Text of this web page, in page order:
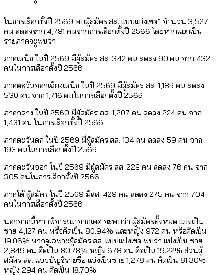
ปีนกำแพงส่องซีรีส์จีน: จีนส่งออกภาพ
ลักษณ์แบบไหนสู่สายตาโลก
สำรวจรายได้จากการจัดเก็บภาษีใน
กรุงเทพฯ ผ่าน Bangkok Index 2025
Bangkok Index 2025 : อันดับความน่าอยู่
ของ 50 เขตในกรุงเทพฯ
กรุงเทพฯ เมืองสังคมผู้สูงอายุ [ข้อมูลดิบ]
สวนสาธารณะและพื้นที่สีเขียวใน กทม.
[ข้อมูลดิบ]
ในการเลือกตั้งปี 2569 พบผู้สมัคร สส. แบบแบ่งเขต* จำนวน 3,527
คน ลดลงจาก 4,781 คนจากการเลือกตั้งปี 2566 โดยหากแยกเป็น
รายภาคจะพบว่า
ภาคเหนือ ในปี 2569 มีผู้สมัคร สส. 342 คน ลดลง 90 คน จาก 432
คนในการเลือกตั้งปี 2566
ภาคตะวันออกเฉียงเหนือ ในปี 2569 มีผู้สมัคร สส. 1,186 คน ลดลง
530 คน จาก 1,716 คนในการเลือกตั้งปี 2566
ภาคกลาง ในปี 2569 มีผู้สมัคร สส. 1,207 คน ลดลง 224 คน จาก
1,431 คน ในการเลือกตั้งปี 2566
ภาคตะวันตก ในปี 2569 มีผู้สมัคร สส. 134 คน ลดลง 59 คน จาก
193 คนในการเลือกตั้งปี 2566
ภาคตะวันออก ในปี 2569 มีผู้สมัคร สส. 229 คน ลดลง 76 คน จาก
305 คนในการเลือกตั้งปี 2566
ภาคใต้ ผู้สมัคร ในปี 2569 มีสส. 429 คน ลดลง 275 คน จาก 704
คนในการเลือกตั้งปี 2566
นอกจากนี้หากพิจารณาจากเพศ จะพบว่า ผู้สมัครทั้งหมด แบ่งเป็น
ชาย 4,127 คน หรือคิดเป็น 80.94% และหญิง 972 คน หรือคิดเป็น
19.06% หากดูเฉพาะผู้สมัคร สส. แบบแบ่งเขต พบว่า แบ่งเป็น ชาย
2,849 คน คิดเป็น 80.78% หญิง 678 คน คิดเป็น 19.22% ส่วนผู้
สมัคร สส. แบบบัญชีรายชื่อ แบ่งเป็นชาย 1,278 คน คิดเป็น 81.30%
หญิง 294 คน คิดเป็น 18.70%